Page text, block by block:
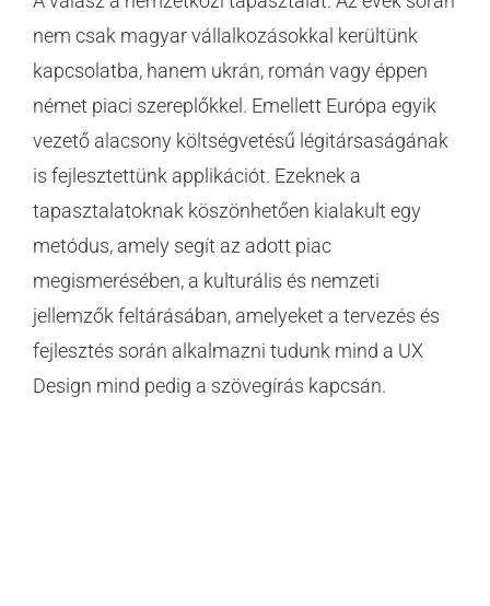
nem csak magyar vállalkozásokkal kerültünk
kapcsolatba, hanem ukrán, román vagy éppen
német piaci szereplőkkel. Emellett Európa egyik
vezető alacsony költségvetésű légitársaságának
is fejlesztettünk applikációt. Ezeknek a
tapasztalatoknak köszönhetően kialakult egy
metódus, amely segít az adott piac
megismerésében, a kulturális és nemzeti
jellemzők feltárásában, amelyeket a tervezés és
fejlesztés során alkalmazni tudunk mind a UX
Design mind pedig a szövegírás kapcsán.